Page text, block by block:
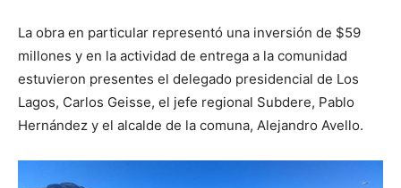
La obra en particular representó una inversión de $59
millones y en la actividad de entrega a la comunidad
estuvieron presentes el delegado presidencial de Los
Lagos, Carlos Geisse, el jefe regional Subdere, Pablo
Hernández y el alcalde de la comuna, Alejandro Avello.